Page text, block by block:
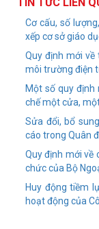
Cơ cấu, số
xếp cơ sở giáo
Quy định mới
môi trường điện
Một số quy
chế một cửa,
Sửa đổi, bổ
cáo trong Quân
Quy định mới về
chức của Bộ
Huy động tiềm
hoạt động của